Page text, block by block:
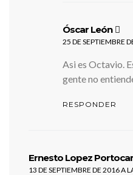
Óscar León
25 DE SEPTIEMBRE
Asi es Octavio.
gente no
RESPONDER
Ernesto Lopez
13 DE SEPTIEMBRE DE 2016 A